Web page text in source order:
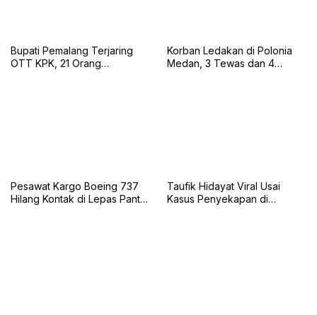
Bupati Pemalang Terjaring
OTT KPK, 21 Orang
Korban Ledakan di Polonia
Medan, 3 Tewas dan 4
Pesawat Kargo Boeing 737
Hilang Kontak di Lepas Pantai
Taufik Hidayat Viral Usai
Kasus Penyekapan di